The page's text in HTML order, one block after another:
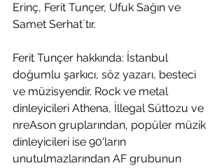
Erinç, Ferit Tunçer, Ufuk Sağın ve
Samet Serhat`tır.
Ferit Tunçer hakkında: İstanbul
doğumlu şarkıcı, söz yazarı, besteci
ve müzisyendir. Rock ve metal
dinleyicileri Athena, İllegal Süttozu ve
nreAson gruplarından, popüler müzik
dinleyicileri ise 90'ların
unutulmazlarından AF grubunun